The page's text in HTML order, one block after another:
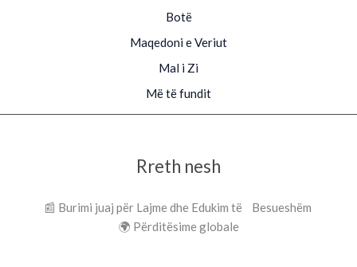
Botë
Maqedoni e Veriut
Mal i Zi
Më të fundit
Rreth nesh
📰 Burimi juaj për Lajme dhe Edukim të Besueshëm
🌍 Përditësime globale